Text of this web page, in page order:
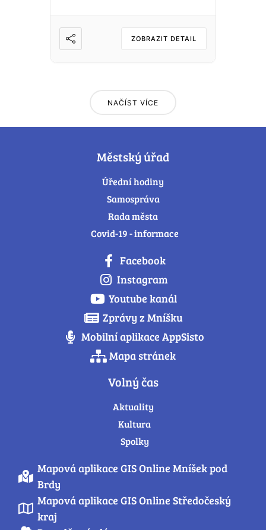
ZOBRAZIT DETAIL
NAČÍST VÍCE
Městský úřad
Úřední hodiny
Samospráva
Rada města
Covid-19 - informace
Facebook
Instagram
Youtube kanál
Zprávy z Mníšku
Mobilní aplikace AppSisto
Mapa stránek
Volný čas
Aktuality
Kultura
Spolky
Mapová aplikace GIS Online Mníšek pod
Brdy
Mapová aplikace GIS Online Středočeský
kraj